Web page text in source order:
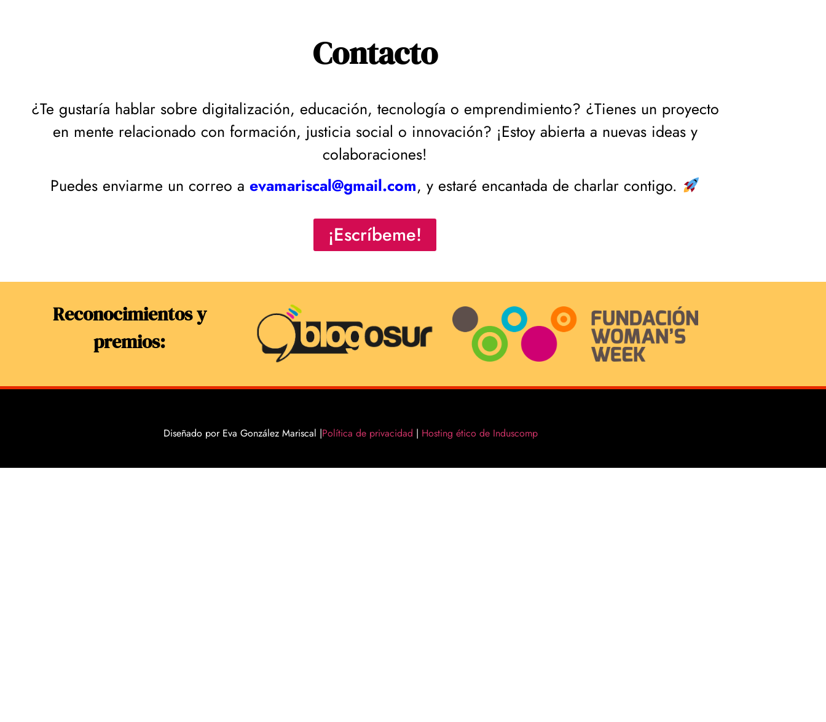
Contacto
¿Te gustaría hablar sobre digitalización, educación, tecnología o emprendimiento? ¿Tienes un proyecto
en mente relacionado con formación, justicia social o innovación? ¡Estoy abierta a nuevas ideas y
colaboraciones!
Puedes enviarme un correo a evamariscal@gmail.com, y estaré encantada de charlar contigo.
¡Escríbeme!
Reconocimientos y
premios:
Diseñado por Eva González Mariscal |Política de privacidad | Hosting ético de Induscomp